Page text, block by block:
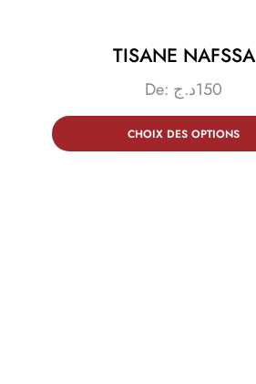
TISANE NAFSSA
De: 150د.ج
CHOIX DES OPTIONS